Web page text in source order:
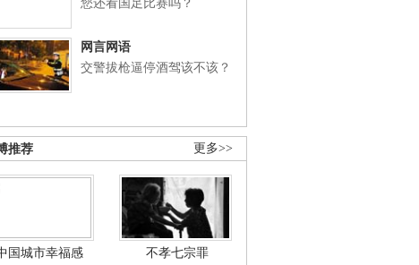
网言网语
交警拔枪逼停酒驾该不该？
更多>>
推荐
国城市幸福感
不孝七宗罪